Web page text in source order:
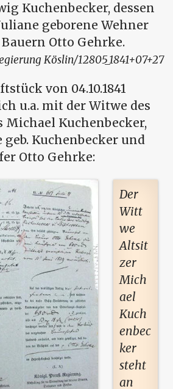
Kuchenbecker, dessen
geborene Wehner
Otto Gehrke.
Köslin/12805_1841+07+27
von 04.10.1841
u.a. mit der Witwe des
Michael Kuchenbecker,
Kuchenbecker und
Otto Gehrke:
Der
Witt
we
Altsit
zer
Mich
ael
Kuch
enbec
ker
steht
an